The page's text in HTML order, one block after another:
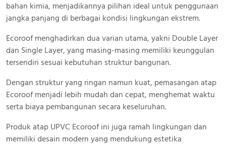
bahan kimia, menjadikannya pilihan ideal untuk penggunaan
jangka panjang di berbagai kondisi lingkungan ekstrem.
Ecoroof menghadirkan dua varian utama, yakni Double Layer
dan Single Layer, yang masing-masing memiliki keunggulan
tersendiri sesuai kebutuhan struktur bangunan.
Dengan struktur yang ringan namun kuat, pemasangan atap
Ecoroof menjadi lebih mudah dan cepat, menghemat waktu
serta biaya pembangunan secara keseluruhan.
Produk atap UPVC Ecoroof ini juga ramah lingkungan dan
memiliki desain modern yang mendukung estetika